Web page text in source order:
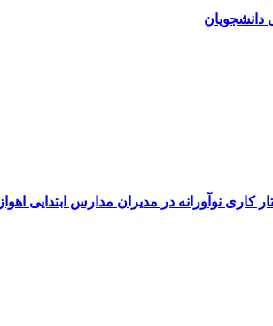
دانشجویان
نوآورانه در مدیران مدارس ابتدایی اهواز